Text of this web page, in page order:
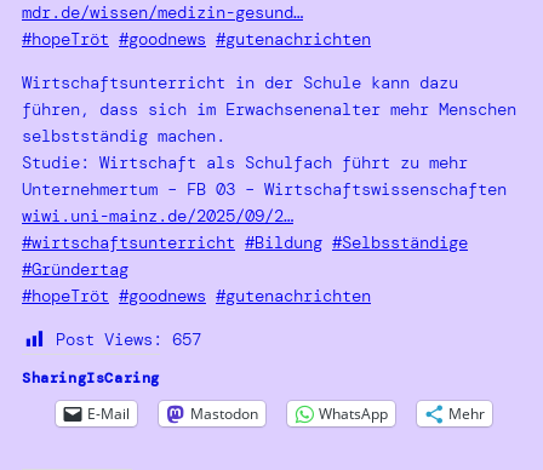
mdr.de/wissen/medizin-gesund…
#hopeTröt #goodnews #gutenachrichten
Wirtschaftsunterricht in der Schule kann dazu
führen, dass sich im Erwachsenenalter mehr Menschen
selbstständig machen.
Studie: Wirtschaft als Schulfach führt zu mehr
Unternehmertum – FB 03 – Wirtschaftswissenschaften
wiwi.uni-mainz.de/2025/09/2…
#wirtschaftsunterricht #Bildung #Selbsständige
#Gründertag
#hopeTröt #goodnews #gutenachrichten
Post Views:
657
SharingIsCaring
E-Mail Mastodon WhatsApp Mehr